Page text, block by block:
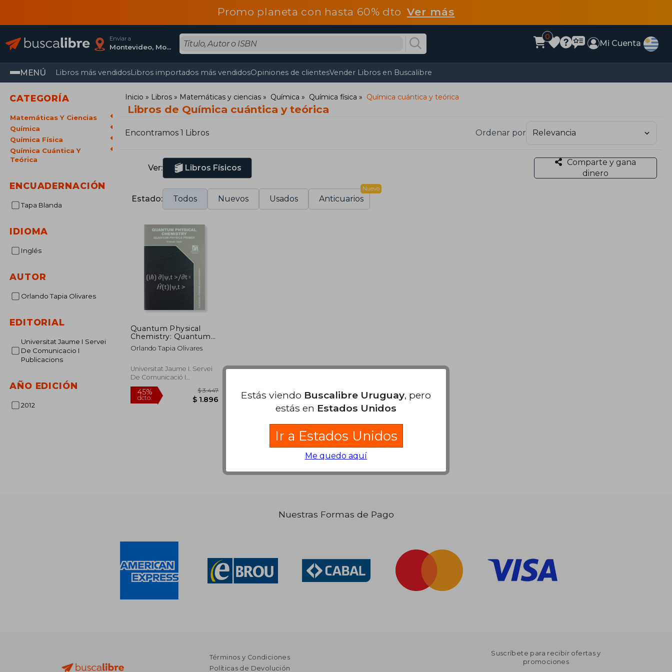
Promo planeta con hasta 60% dtoVer más
Enviar a
Montevideo, Montevideo
0
Mi Cuenta
MENÚ Libros más vendidosLibros importados más vendidosOpiniones de clientesVender Libros en Buscalibre
CATEGORÍA
Matemáticas Y Ciencias
Química
Química Física
Química Cuántica Y
Teórica
ENCUADERNACIÓN
Tapa Blanda
IDIOMA
Inglés
AUTOR
Orlando Tapia Olivares
EDITORIAL
Universitat Jaume I Servei
De Comunicacio I
Publicacions
AÑO EDICIÓN
2012
Inicio Libros Matemáticas y ciencias Química Química física Química cuántica y teórica
Libros de Química cuántica y teórica
Encontramos 1 Libros Ordenar por
Ver: Libros Físicos
Comparte y gana
dinero
Estado: Todos Nuevos Usados Anticuarios
Nuevo
Quantum Physical
Chemistry: Quantum
Physics Primer
(Ciències
Inglés)
Orlando Tapia Olivares
Universitat Jaume I. Servei
De Comunicació I
Publicacions, 2012, 1 Edición,
Tapa Blanda, Nuevo
Nuestras Formas de Pago
Términos y Condiciones
Políticas de Devolución
Suscríbete para recibir ofertas y
promociones
Estás viendo Buscalibre Uruguay, pero
estás en Estados Unidos
Ir a Estados Unidos
Me quedo aquí